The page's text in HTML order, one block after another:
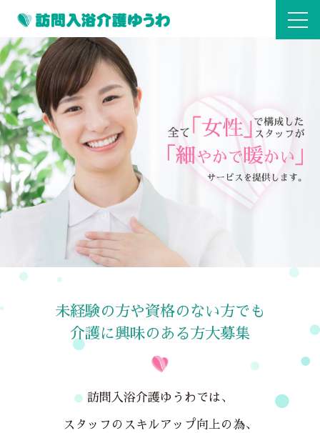
未経験の方や資格のない方でも
介護に興味のある方大募集
訪問入浴介護ゆうわでは、
スタッフのスキルアップ向上の為、